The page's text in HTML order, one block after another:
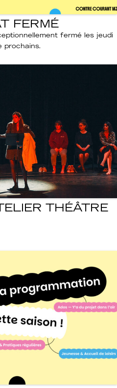
FERMÉ
fermé les jeudi
prochains.
THÉÂTRE